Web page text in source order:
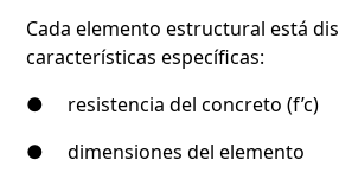
Cada elemento estructural está
características específicas:
● resistencia del concreto (f’c)
● dimensiones del elemento